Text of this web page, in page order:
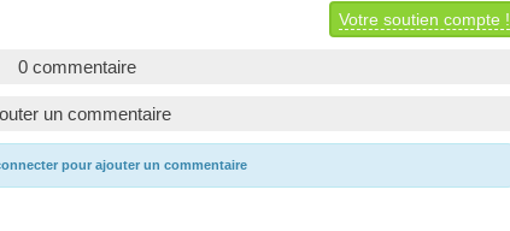
Votre soutien compte !
0 commentaire
un commentaire
pour ajouter un commentaire